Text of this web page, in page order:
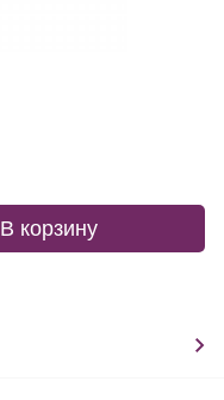
В корзину